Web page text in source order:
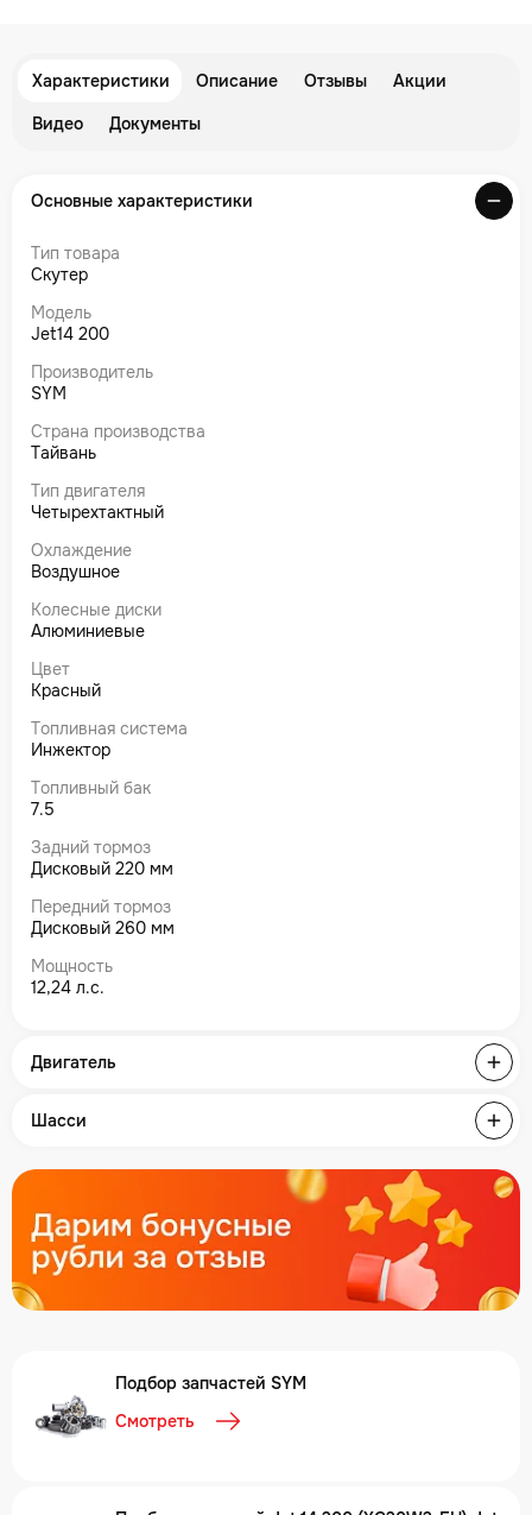
Характеристики Описание Отзывы
Акции
Видео
Документы
Основные характеристики
Тип товара
Скутер
Модель
Jet14 200
Производитель
SYM
Страна производства
Тайвань
Тип двигателя
Четырехтактный
Охлаждение
Воздушное
Колесные диски
Алюминиевые
Цвет
Красный
Топливная система
Инжектор
Топливный бак
7.5
Задний тормоз
Дисковый 220 мм
Передний тормоз
Дисковый 260 мм
Мощность
12,24 л.с.
Двигатель
Шасси
Подбор запчастей SYM
Смотреть